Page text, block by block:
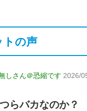
トの声
しさん＠恐縮です 2026/
らバカなのか？